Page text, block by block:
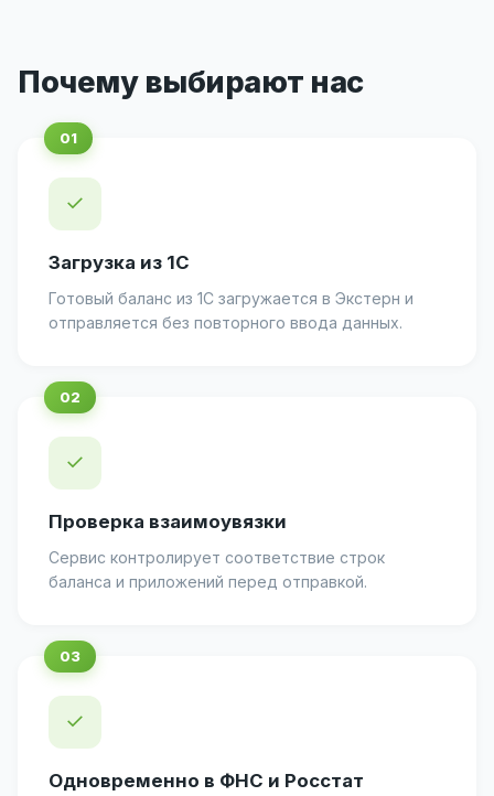
Почему выбирают нас
✓
Загрузка из 1С
Готовый баланс из 1С загружается в Экстерн и
отправляется без повторного ввода данных.
✓
Проверка взаимоувязки
Сервис контролирует соответствие строк
баланса и приложений перед отправкой.
✓
Одновременно в ФНС и Росстат